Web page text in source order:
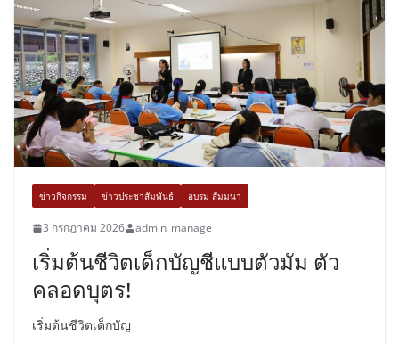
ข่าวกิจกรรม ข่าวประชาสัมพันธ์ อบรม สัมมนา
3 กรกฎาคม 2026 admin_manage
เริ่มต้นชีวิตเด็กบัญชีแบบตัวมัม ตัว
คลอดบุตร!
เริ่มต้นชีวิตเด็กบัญ